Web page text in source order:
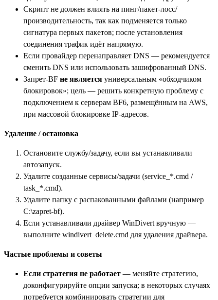
Скрипт не должен влиять на пинг/пакет-лосс/
производительность, так как подменяется только
сигнатура первых пакетов; после установления
соединения трафик идёт напрямую.
Если провайдер перенаправляет DNS — рекомендуется
сменить DNS или использовать зашифрованный DNS.
Запрет-BF не является универсальным «обходчиком
блокировок»; цель — решить конкретную проблему с
подключением к серверам BF6, размещённым на AWS,
при массовой блокировке IP-адресов.
Удаление / остановка
Остановите службу/задачу, если вы устанавливали
автозапуск.
Удалите созданные сервисы/задачи (service_*.cmd /
task_*.cmd).
Удалите папку с распакованными файлами (например
C:\zapret-bf).
Если устанавливали драйвер WinDivert вручную —
выполните windivert_delete.cmd для удаления драйвера.
Частые проблемы и советы
Если стратегия не работает — меняйте стратегию,
доконфигурируйте опции запуска; в некоторых случаях
потребуется комбинировать стратегии для